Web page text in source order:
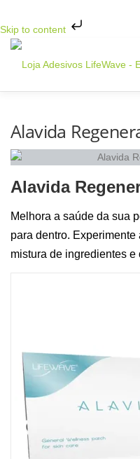
Skip to content
Saltar
CONTATO
Alavida
Alavida
Melhora a saúde da sua
para dentro.
mistura de ingredientes